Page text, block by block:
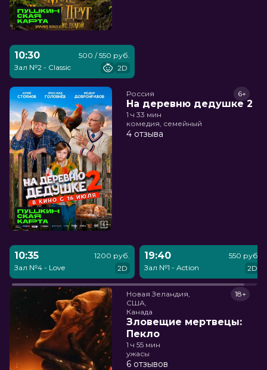
10:30
Зал №2 - Classic
500 / 550 руб.
2D
Россия
На деревню дедушке 2
6+
1 ч 33 мин
комедия, семейный
4 отзыва
10:35
Зал №4 - Love
1200 руб.
2D
19:40
Зал №1 - Action
550 руб.
2D
Новая Зеландия,
США,
Канада
Зловещие мертвецы:
Пекло
18+
1 ч 55 мин
ужасы
6 отзывов